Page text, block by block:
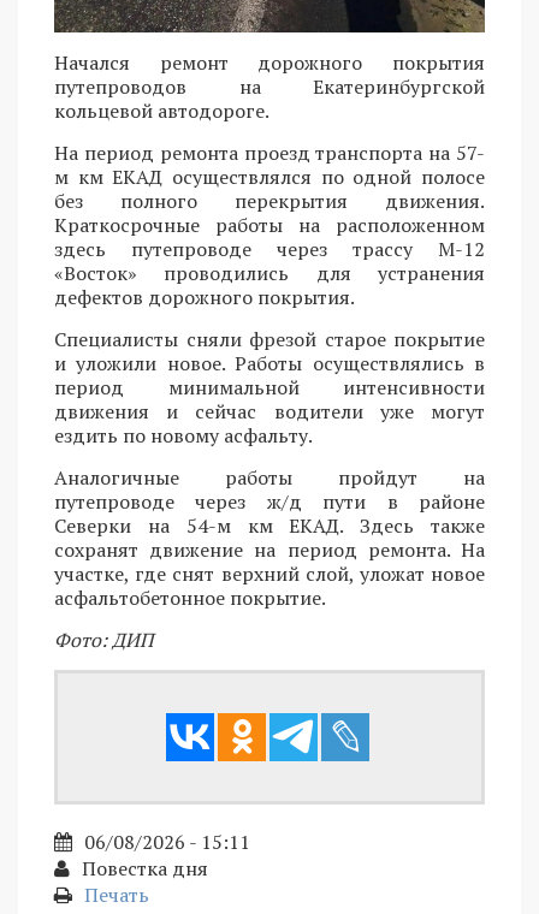
Начался ремонт дорожного покрытия
путепроводов на Екатеринбургской
кольцевой автодороге.
На период ремонта проезд транспорта на 57-
м км ЕКАД осуществлялся по одной полосе
без полного перекрытия движения.
Краткосрочные работы на расположенном
здесь путепроводе через трассу М-12
«Восток» проводились для устранения
дефектов дорожного покрытия.
Специалисты сняли фрезой старое покрытие
и уложили новое. Работы осуществлялись в
период минимальной интенсивности
движения и сейчас водители уже могут
ездить по новому асфальту.
Аналогичные работы пройдут на
путепроводе через ж/д пути в районе
Северки на 54-м км ЕКАД. Здесь также
сохранят движение на период ремонта. На
участке, где снят верхний слой, уложат новое
асфальтобетонное покрытие.
Фото: ДИП
06/08/2026 - 15:11
Повестка дня
Печать